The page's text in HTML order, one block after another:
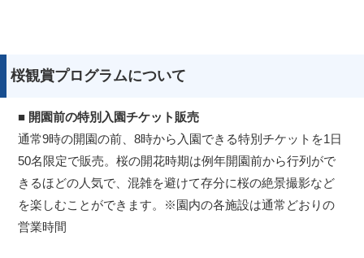
桜観賞プログラムについて
■ 開園前の特別入園チケット販売
通常9時の開園の前、8時から入園できる特別チケットを1日
50名限定で販売。桜の開花時期は例年開園前から行列がで
きるほどの人気で、混雑を避けて存分に桜の絶景撮影など
を楽しむことができます。※園内の各施設は通常どおりの
営業時間